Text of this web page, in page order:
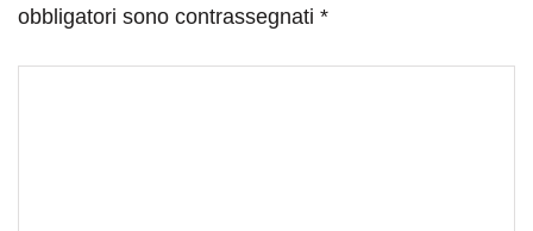
obbligatori sono contrassegnati *